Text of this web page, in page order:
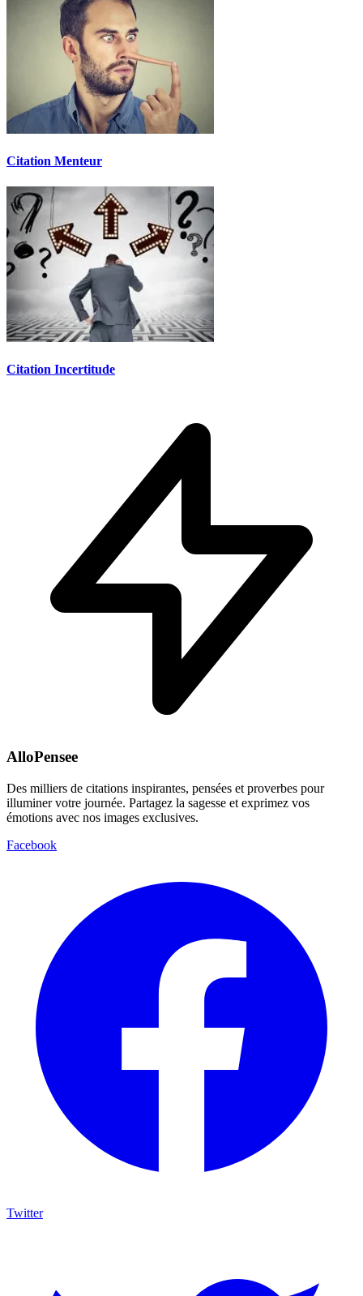
Citation Menteur
Citation Incertitude
AlloPensee
Des milliers de citations inspirantes, pensées et proverbes pour
illuminer votre journée. Partagez la sagesse et exprimez vos
émotions avec nos images exclusives.
Facebook
Twitter